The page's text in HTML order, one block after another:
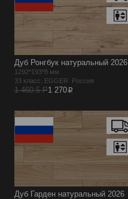
Дуб Ронгбук натуральный 2026
1292*193*8 мм
33 класс, EGGER Россия
1 460.5 Р1 270p
Дуб Гарден натуральный 2026